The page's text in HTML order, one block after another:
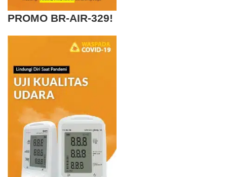
PROMO BR-AIR-329!